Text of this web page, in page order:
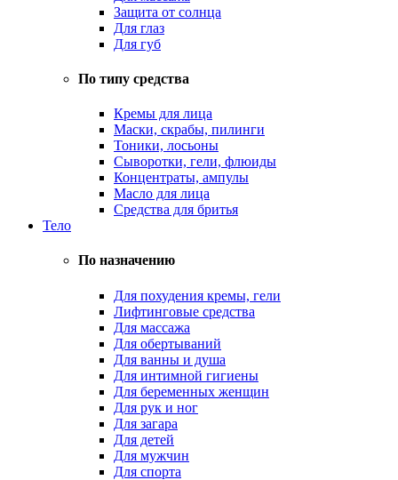
Защита от солнца
Для глаз
Для губ
По типу средства
Кремы для лица
Маски, скрабы, пилинги
Тоники, лосьоны
Сыворотки, гели, флюиды
Концентраты, ампулы
Масло для лица
Средства для бритья
Тело
По назначению
Для похудения кремы, гели
Лифтинговые средства
Для массажа
Для обертываний
Для ванны и душа
Для интимной гигиены
Для беременных женщин
Для рук и ног
Для загара
Для детей
Для мужчин
Для спорта